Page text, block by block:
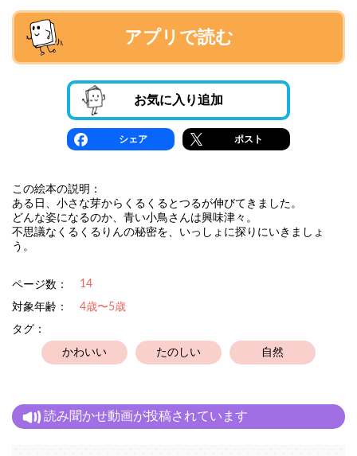
アプリで読む
お気に入り追加
シェア ポスト
この絵本の説明：
ある日、小さな芽からくるくるとつるが伸びてきました。
どんな姿になるのか、青い小鳥さんは興味津々。
不思議なくるくるりんの秘密を、いっしょに探りにいきましょ
う。
ページ数： 14
対象年齢：
4歳〜5歳
タグ：
かわいい たのしい 自然
読み聞かせ動画が投稿されています